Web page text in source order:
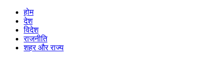
होम
देश
विदेश
राजनीति
शहर और राज्य